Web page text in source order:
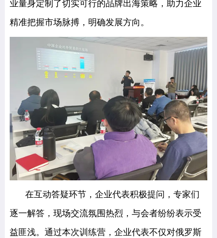
业量身定制了切实可行的品牌出海策略，助力企业
精准把握市场脉搏，明确发展方向。
在互动答疑环节，企业代表积极提问，专家们
逐一解答，现场交流氛围热烈，与会者纷纷表示受
益匪浅。通过本次训练营，企业代表不仅对俄罗斯